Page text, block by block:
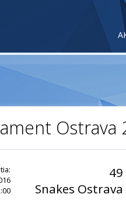
Ostrava
49
Snakes Ostrava